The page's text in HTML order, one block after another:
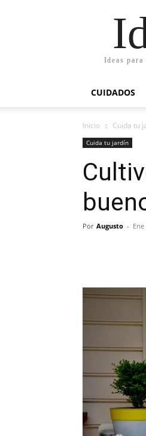
Ideas
CUIDADOS
Inicio Cuida tu
Cuida tu jardín
Por Augusto -